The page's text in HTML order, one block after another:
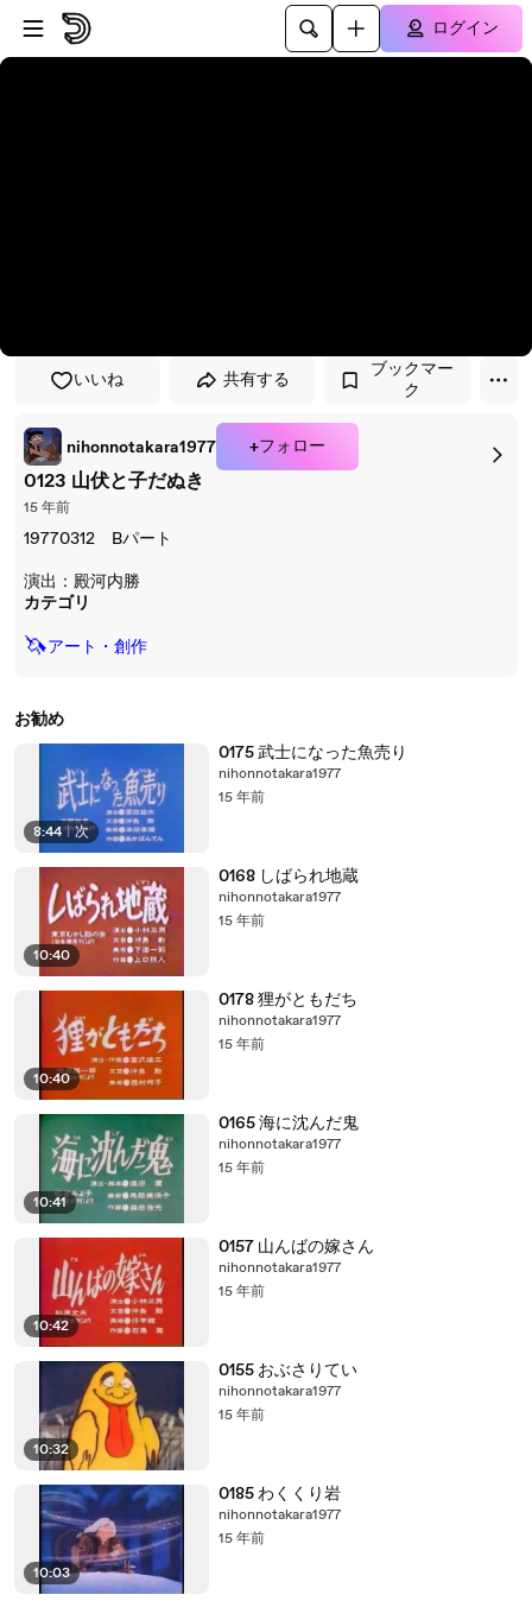
プレイヤーにスキップ
メインコンテンツにスキップ
ログイン
いいね 共有する
ブックマー
ク
nihonnotakara1977 +フォロー
0123 山伏と子だぬき
15 年前
19770312 Bパート
演出：殿河内勝
カテゴリ
🦄アート・創作
お勧め
8:44 | 次
0175 武士になった魚売り
nihonnotakara1977
15 年前
10:40
0168 しばられ地蔵
nihonnotakara1977
15 年前
10:40
0178 狸がともだち
nihonnotakara1977
15 年前
10:41
0165 海に沈んだ鬼
nihonnotakara1977
15 年前
10:42
0157 山んばの嫁さん
nihonnotakara1977
15 年前
10:32
0155 おぶさりてい
nihonnotakara1977
15 年前
10:03
0185 わくくり岩
nihonnotakara1977
15 年前